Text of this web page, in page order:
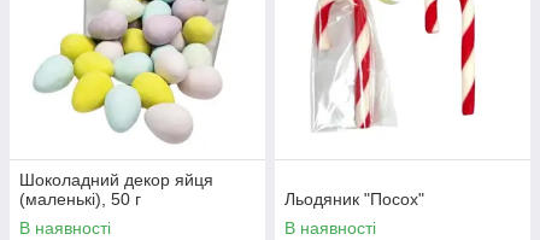
Шоколадний декор яйця
(маленькі), 50 г
В наявності
Льодяник "Посох"
В наявності